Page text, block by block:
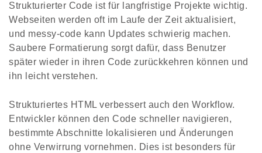
Strukturierter Code ist für langfristige Projekte wichtig.
Webseiten werden oft im Laufe der Zeit aktualisiert,
und messy-code kann Updates schwierig machen.
Saubere Formatierung sorgt dafür, dass Benutzer
später wieder in ihren Code zurückkehren können und
ihn leicht verstehen.
Strukturiertes HTML verbessert auch den Workflow.
Entwickler können den Code schneller navigieren,
bestimmte Abschnitte lokalisieren und Änderungen
ohne Verwirrung vornehmen. Dies ist besonders für